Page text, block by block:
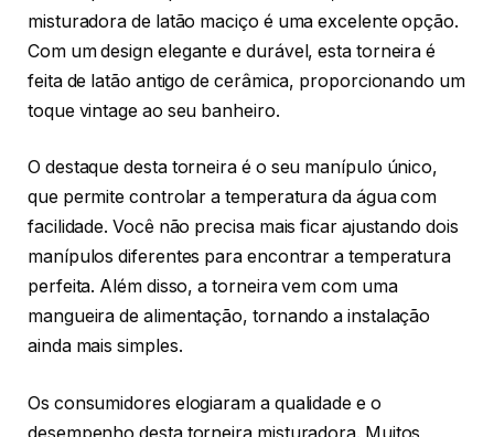
misturadora de latão maciço é uma excelente opção.
Com um design elegante e durável, esta torneira é
feita de latão antigo de cerâmica, proporcionando um
toque vintage ao seu banheiro.
O destaque desta torneira é o seu manípulo único,
que permite controlar a temperatura da água com
facilidade. Você não precisa mais ficar ajustando dois
manípulos diferentes para encontrar a temperatura
perfeita. Além disso, a torneira vem com uma
mangueira de alimentação, tornando a instalação
ainda mais simples.
Os consumidores elogiaram a qualidade e o
desempenho desta torneira misturadora. Muitos